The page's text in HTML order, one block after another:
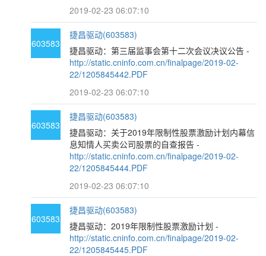
2019-02-23 06:07:10
603583
捷昌驱动(603583)
捷昌驱动：第三届监事会第十二次会议决议公告 -
http://static.cninfo.com.cn/finalpage/2019-02-
22/1205845442.PDF
2019-02-23 06:07:10
603583
捷昌驱动(603583)
捷昌驱动：关于2019年限制性股票激励计划内幕信
息知情人买卖公司股票的自查报告 -
http://static.cninfo.com.cn/finalpage/2019-02-
22/1205845444.PDF
2019-02-23 06:07:10
603583
捷昌驱动(603583)
捷昌驱动：2019年限制性股票激励计划 -
http://static.cninfo.com.cn/finalpage/2019-02-
22/1205845445.PDF